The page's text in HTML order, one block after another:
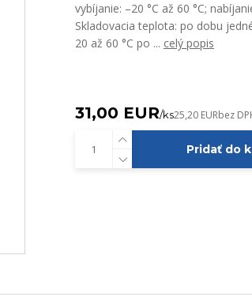
vybíjanie: –20 °C až 60 °C;
Skladovacia teplota: po dobu
20 až 60 °C po ... celý popis
31,00 EUR/ks25,20 EURbez
Pridať do